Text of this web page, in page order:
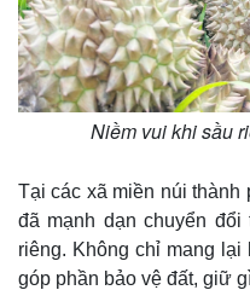
Niềm vui khi sầu
Tại các xã miền núi thành
đã mạnh dạn chuyển
riêng. Không chỉ mang
góp phần bảo vệ đất, giữ